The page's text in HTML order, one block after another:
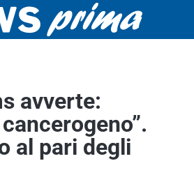
avverte:
al pari degli